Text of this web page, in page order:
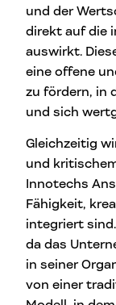
und der
direkt auf die
auswirkt.
eine offene
zu fördern, in
und sich
Gleichzeitig
und
Innotechs
Fähigkeit,
integriert
da das
in seiner
von einer